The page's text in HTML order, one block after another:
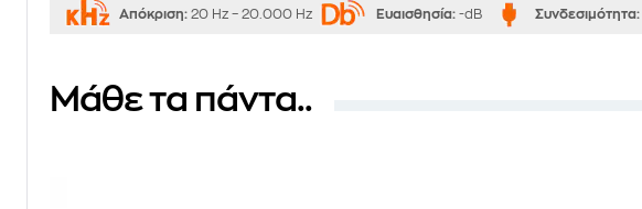
Απόκριση: 20 Hz – 20.000 Hz Ευαισθησία: -dB Συνδεσιμότητα:
Μάθε τα πάντα..